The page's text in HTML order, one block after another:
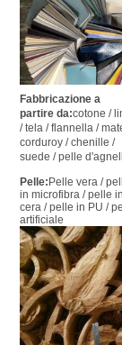
Fabbricazione a
partire da:cotone /
/ tela / flannella /
corduroy / chenille /
suede / pelle
Pelle:Pelle vera /
in microfibra / pelle in
cera / pelle in PU /
artificiale